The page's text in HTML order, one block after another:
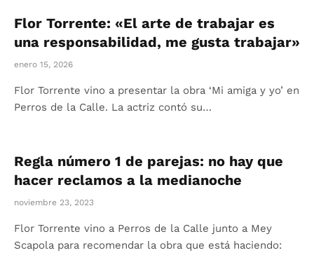
Flor Torrente: «El arte de trabajar es
una responsabilidad, me gusta trabajar»
enero 15, 2026
Flor Torrente vino a presentar la obra ‘Mi amiga y yo’ en
Perros de la Calle. La actriz contó su…
Regla número 1 de parejas: no hay que
hacer reclamos a la medianoche
noviembre 23, 2023
Flor Torrente vino a Perros de la Calle junto a Mey
Scapola para recomendar la obra que está haciendo: